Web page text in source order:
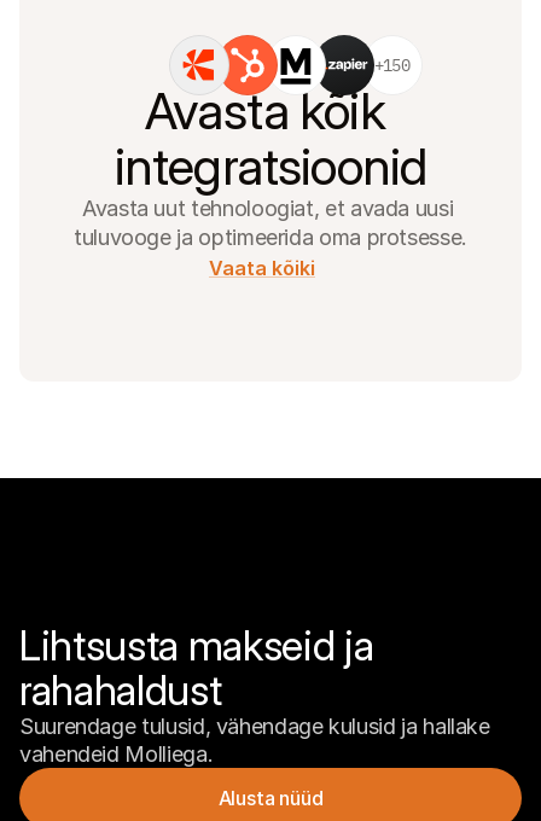
+150
Avasta kõik
integratsioonid
Avasta uut tehnoloogiat, et avada uusi
tuluvooge ja optimeerida oma protsesse.
Vaata kõiki
Lihtsusta makseid ja
rahahaldust
Suurendage tulusid, vähendage kulusid ja hallake
vahendeid Molliega.
Alusta nüüd